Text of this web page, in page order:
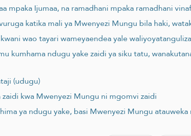
mpaka Ijumaa, na ramadhani mpaka ramadhani
katika mali ya Mwenyezi Mungu bila haki,
wao tayari wameyaendea yale waliyoyatanguliza
kumhama ndugu yake zaidi ya siku tatu,
(udugu)
kwa Mwenyezi Mungu ni mgomvi zaidi
ya ndugu yake, basi Mwenyezi Mungu